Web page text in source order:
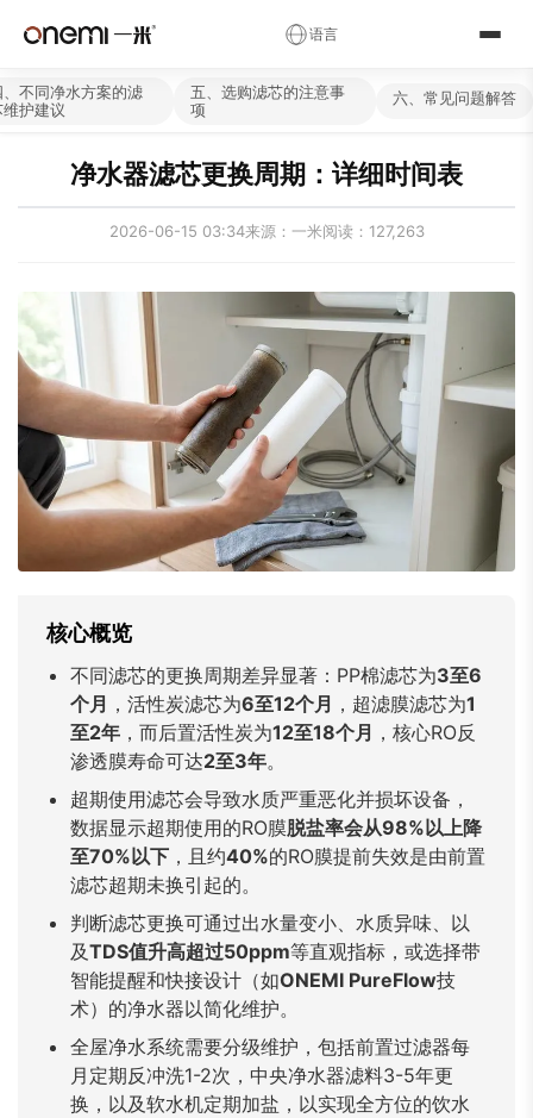
✕
简体中文 English
Français Português Italiano
Nederlands Polski Українська
Ελληνικά Српски Svenska
Suomi فارسی
Türkçe עברית हिन्दी
اردو বাংলা 日本語
한국어 Tiếng Việt
Bahasa Indonesia Bahasa Melayu Filipino
Oʻzbek
Kiswahili Hausa አማርኛ
语言
、不同净水方案的滤
维护建议
五、选购滤芯的注意事
项
六、常见问题解答
净水器滤芯更换周期：详细时间表
2026-06-15 03:34来源：一米阅读：127,263
核心概览
不同滤芯的更换周期差异显著：PP棉滤芯为3至6
个月 ，活性炭滤芯为6至12个月 ，超滤膜滤芯为1
至2年 ，而后置活性炭为12至18个月 ，核心RO反
渗透膜寿命可达2至3年。
超期使用滤芯会导致水质严重恶化并损坏设备，
数据显示超期使用的RO膜脱盐率会从98%以上降
至70%以下 ，且约40%的RO膜提前失效是由前置
滤芯超期未换引起的。
判断滤芯更换可通过出水量变小、水质异味、以
及TDS值升高超过50ppm等直观指标，或选择带
智能提醒和快接设计（如ONEMI PureFlow技
术）的净水器以简化维护。
全屋净水系统需要分级维护，包括前置过滤器每
月定期反冲洗1-2次，中央净水器滤料3-5年更
换，以及软水机定期加盐，以实现全方位的饮水